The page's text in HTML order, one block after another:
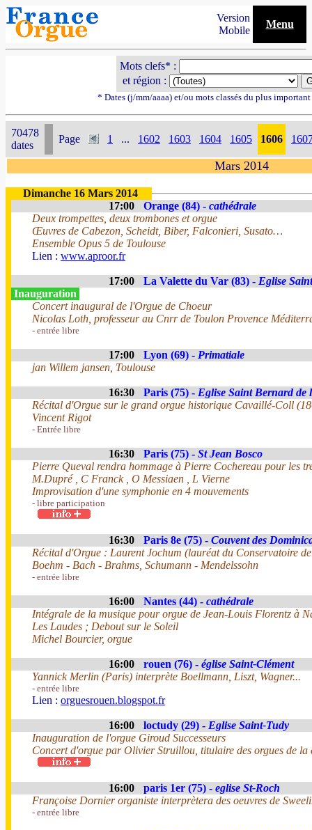
Version
Mobile
Menu
Mots clefs* :
et région :
* Dates (j/mm/aaaa) et/ou mots classés du plus
70478
dates
Page 1 ... 1602 1603 1604 1605 1606
Mars 2014
Dimanche 16 Mars 2014
17:00
Orange (84) - cathédrale
Deux trompettes, deux trombones et orgue
Œuvres de Cabezon, Scheidt, Biber, Falconieri, Susato…
Ensemble Opus 5 de Toulouse
Lien : www.aproor.fr
17:00 La Valette du Var (83) - Eglise
Inauguration
Concert inaugural de l'Orgue de Choeur
Nicolas Loth, professeur au Cnrr de Toulon Provence
- entrée libre
17:00 Lyon (69) - Primatiale
jan Willem jansen, Toulouse
16:30 Paris (75) - Eglise Saint Bernard de
Récital d'Orgue sur le grand orgue historique Cavaillé-Coll
Vincent Rigot
- Entrée libre
16:30 Paris (75) - St Jean Bosco
Pierre Queval rendra hommage à Pierre Cochereau pour les
M.Dupré , C Franck , O Messiaen , L Vierne
Improvisation d'une symphonie en 4 mouvements
- libre participation
16:30 Paris 8e (75) - Couvent des
Récital d'Orgue : Laurent Jochum (lauréat du Conservatoire
Boehm - Bach - Brahms, Schumann - Mendelssohn
- entrée libre
16:00 Nantes (44) - cathédrale
Intégrale de la musique pour orgue de Jean-Louis Florentz à
Les Laudes ; Debout sur le Soleil
Michel Bourcier, orgue
16:00 rouen (76) - église Saint-Clément
Yannick Merlin (Paris) interprète Boellmann, Liszt, Wagner...
- entrée libre
Lien : orguesrouen.blogspot.fr
16:00 loctudy (29) - Eglise Saint-Tudy
Inauguration de l'orgue Giroud Successeurs
Concert d'orgue par Olivier Struillou, titulaire des orgues de la
16:00 paris 1er (75) - eglise St-Roch
Françoise Dornier organiste interprètera des oeuvres de
- entrée libre